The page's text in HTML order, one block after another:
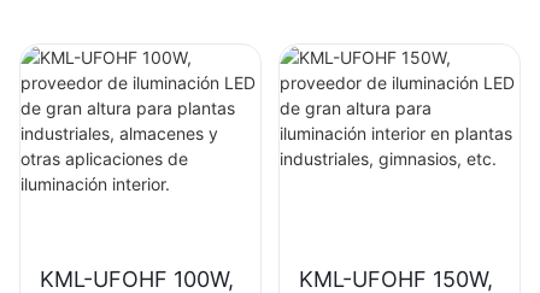
KML-UFOHF 100W,
KML-UFOHF 150W,